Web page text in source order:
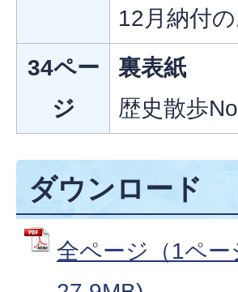
12月納付
34ペー
ジ
裏表紙
歴史散歩
ダウンロード
全ページ（1ペ